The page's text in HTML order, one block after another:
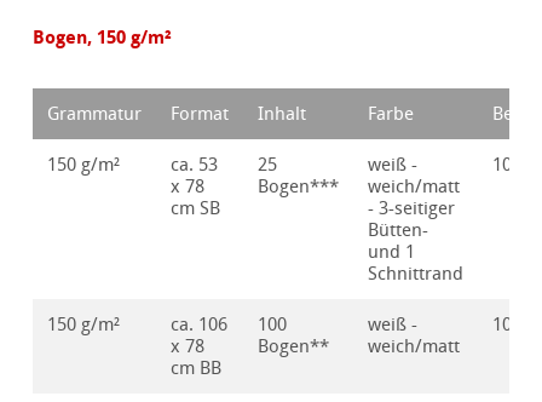
Bogen, 150 g/m²
Grammatur Format Inhalt Farbe
150 g/m²
ca. 53
x 78
cm SB
25
Bogen***
weiß -
weich/matt
- 3-seitiger
Bütten-
und 1
Schnittrand
150 g/m²
ca. 106
x 78
cm BB
100
Bogen**
weiß -
weich/matt